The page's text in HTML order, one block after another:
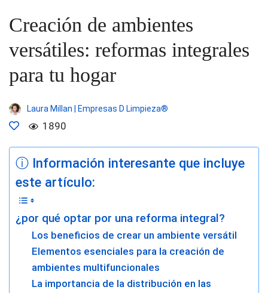
Creación de ambientes
versátiles: reformas integrales
para tu hogar
Laura Millan | Empresas D Limpieza®
1890
ⓘ Información interesante que incluye
este artículo:
¿por qué optar por una reforma integral?
Los beneficios de crear un ambiente versátil
Elementos esenciales para la creación de
ambientes multifuncionales
La importancia de la distribución en las